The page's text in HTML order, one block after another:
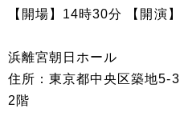
【開場】14時30分 【開演
浜離宮朝日ホール
住所：東京都中央区築地5-
2階